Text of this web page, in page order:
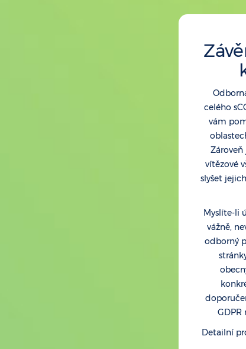
celého
vám
Zároveň
vítězové
slyšet
Myslíte-li
vážně,
odborný
GDPR
Detailní